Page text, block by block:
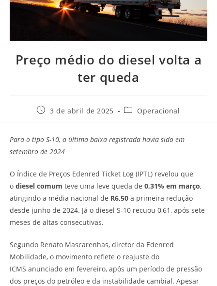
Preço médio do diesel volta a
ter queda
3 de abril de 2025 Operacional
Para o tipo S-10, a última baixa registrada havia sido em
setembro de 2024
O Índice de Preços Edenred Ticket Log (IPTL) revelou que
o diesel comum teve uma leve queda de 0,31% em março,
atingindo a média nacional de R6,50 a primeira redução
desde junho de 2024. Já o diesel S-10 recuou 0,61, após sete
meses de altas consecutivas.
Segundo Renato Mascarenhas, diretor da Edenred
Mobilidade, o movimento reflete o reajuste do
ICMS anunciado em fevereiro, após um período de pressão
dos preços do petróleo e da instabilidade cambial. Apesar